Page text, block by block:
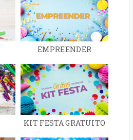
EMPREENDER
KIT FESTA GRATUITO